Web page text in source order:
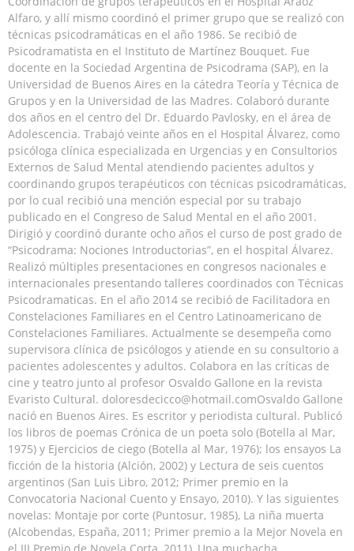
Alfaro, y allí mismo coordinó el primer grupo que se realizó con
técnicas psicodramáticas en el año 1986. Se recibió de
Psicodramatista en el Instituto de Martínez Bouquet. Fue
docente en la Sociedad Argentina de Psicodrama (SAP), en la
Universidad de Buenos Aires en la cátedra Teoría y Técnica de
Grupos y en la Universidad de las Madres. Colaboró durante
dos años en el centro del Dr. Eduardo Pavlosky, en el área de
Adolescencia. Trabajó veinte años en el Hospital Álvarez, como
psicóloga clínica especializada en Urgencias y en Consultorios
Externos de Salud Mental atendiendo pacientes adultos y
coordinando grupos terapéuticos con técnicas psicodramáticas,
por lo cual recibió una mención especial por su trabajo
publicado en el Congreso de Salud Mental en el año 2001.
Dirigió y coordinó durante ocho años el curso de post grado de
“Psicodrama: Nociones Introductorias”, en el hospital Álvarez.
Realizó múltiples presentaciones en congresos nacionales e
internacionales presentando talleres coordinados con Técnicas
Psicodramaticas. En el año 2014 se recibió de Facilitadora en
Constelaciones Familiares en el Centro Latinoamericano de
Constelaciones Familiares. Actualmente se desempeña como
supervisora clínica de psicólogos y atiende en su consultorio a
pacientes adolescentes y adultos. Colabora en las críticas de
cine y teatro junto al profesor Osvaldo Gallone en la revista
Evaristo Cultural. doloresdecicco@hotmail.comOsvaldo Gallone
nació en Buenos Aires. Es escritor y periodista cultural. Publicó
los libros de poemas Crónica de un poeta solo (Botella al Mar,
1975) y Ejercicios de ciego (Botella al Mar, 1976); los ensayos La
ficción de la historia (Alción, 2002) y Lectura de seis cuentos
argentinos (San Luis Libro, 2012; Primer premio en la
Convocatoria Nacional Cuento y Ensayo, 2010). Y las siguientes
novelas: Montaje por corte (Puntosur, 1985), La niña muerta
(Alcobendas, España, 2011; Primer premio a la Mejor Novela en
el III Premio de Novela Corta, 2011), Una muchacha